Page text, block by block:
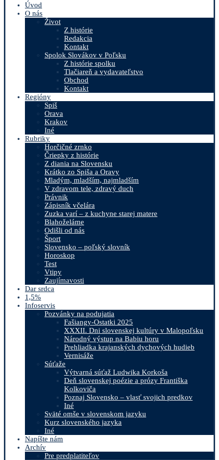
Úvod
O nás
Život
Z histórie
Redakcia
Kontakt
Spolok Slovákov v Poľsku
Z histórie spolku
Tlačiareň a vydavateľstvo
Obchod
Kontakt
Regióny
Spiš
Orava
Krakov
Iné
Rubriky
Horčičné zrnko
Čriepky z histórie
Z diania na Slovensku
Krátko zo Spiša a Oravy
Mladým, mladším, najmladším
V zdravom tele, zdravý duch
Právnik
Zápisník včelára
Zuzka varí – z kuchyne starej matere
Blahoželáme
Odišli od nás
Šport
Slovensko – poľský slovník
Horoskop
Test
Vtipy
Zaujímavosti
Dar srdca
1,5%
Infoservis
Pozvánky na podujatia
Fašiangy-Ostatki 2025
XXXII. Dni slovenskej kultúry v Malopoľsku
Národný výstup na Babiu horu
Prehliadka krajanských dychových hudieb
Vernisáže
Súťaže
Výtvarná súťaž Ludwika Korkoša
Deň slovenskej poézie a prózy Františka
Kolkoviča
Poznaj Slovensko – vlasť svojich predkov
Iné
Sväté omše v slovenskom jazyku
Kurz slovenského jazyka
Iné
Napíšte nám
Archív
Pre predplatiteľov